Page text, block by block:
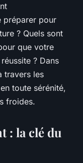
préparer pour
? Quels sont
que votre
? Dans
travers les
toute sérénité,
froides.
: la clé du